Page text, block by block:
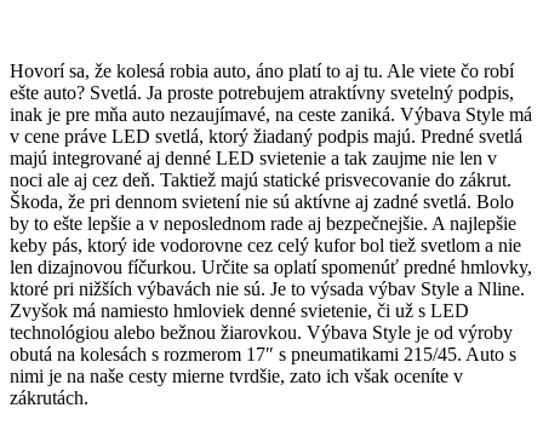
Hovorí sa, že kolesá robia auto, áno platí to aj tu. Ale viete čo robí
ešte auto? Svetlá. Ja proste potrebujem atraktívny svetelný podpis,
inak je pre mňa auto nezaujímavé, na ceste zaniká. Výbava Style má
v cene práve LED svetlá, ktorý žiadaný podpis majú. Predné svetlá
majú integrované aj denné LED svietenie a tak zaujme nie len v
noci ale aj cez deň. Taktiež majú statické prisvecovanie do zákrut.
Škoda, že pri dennom svietení nie sú aktívne aj zadné svetlá. Bolo
by to ešte lepšie a v neposlednom rade aj bezpečnejšie. A najlepšie
keby pás, ktorý ide vodorovne cez celý kufor bol tiež svetlom a nie
len dizajnovou fíčurkou. Určite sa oplatí spomenúť predné hmlovky,
ktoré pri nižších výbavách nie sú. Je to výsada výbav Style a Nline.
Zvyšok má namiesto hmloviek denné svietenie, či už s LED
technológiou alebo bežnou žiarovkou. Výbava Style je od výroby
obutá na kolesách s rozmerom 17″ s pneumatikami 215/45. Auto s
nimi je na naše cesty mierne tvrdšie, zato ich však oceníte v
zákrutách.